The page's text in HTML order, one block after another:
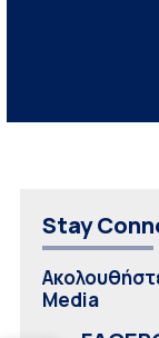
Stay
Media